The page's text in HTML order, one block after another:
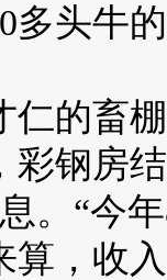
多头牛
的畜棚
彩钢房
。“今
算，收